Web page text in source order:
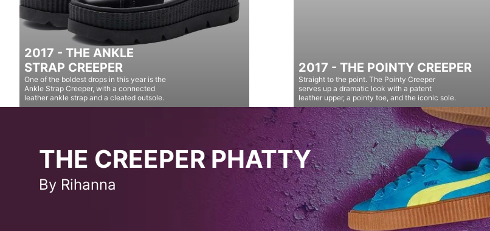
2017 - THE ANKLE
STRAP CREEPER
One of the boldest drops in this year is the
Ankle Strap Creeper, with a connected
leather ankle strap and a cleated outsole.
2017 - THE POINTY CREEPER
Straight to the point. The Pointy Creeper
serves up a dramatic look with a patent
leather upper, a pointy toe, and the iconic sole.
THE CREEPER PHATTY
By Rihanna